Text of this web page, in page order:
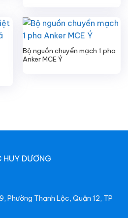
Bộ nguồn chuyển mạch 1 pha
Anker MCE Ý
HUY DƯƠNG
Phường Thạnh Lộc, Quận 12, TP